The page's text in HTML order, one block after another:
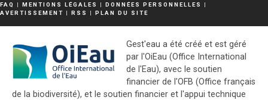
FAQ | MENTIONS LÉGALES | DONNÉES PERSONNELLES
|
AVERTISSEMENT | RSS | PLAN DU SITE
Gest'eau a été créé et est géré
par l'OiEau (Office International
de l'Eau), avec le soutien
financier de l'OFB (Office français
de la biodiversité), et le soutien financier et l'appui technique